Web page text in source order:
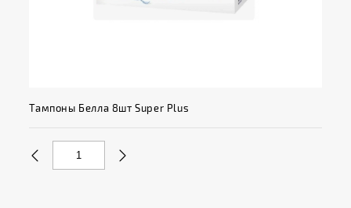
Тампоны Белла 8шт Super Plus